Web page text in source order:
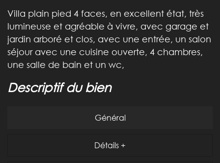
Villa plain pied 4 faces, en excellent état, très
lumineuse et agréable à vivre, avec garage et
jardin arboré et clos, avec une entrée, un salon
séjour avec une cuisine ouverte, 4 chambres,
une salle de bain et un wc,
descriptif du bien
Général
Détails +